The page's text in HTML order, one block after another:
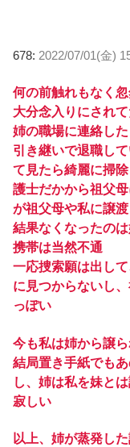
678: 2022/07/01(金)
何の前触れもなく
大分念入りにされ
姉の職場に連絡し
引き継いで退職し
て見たら綺麗に掃
護士だかから祖父
が祖父母や私に譲
結果なくなったの
携帯は当然不通
一応捜索願は出し
に見つからないし
っぽい
今も私は姉から譲
結局置き手紙でも
し、姉は私を妹と
寂しい
以上、姉が蒸発し